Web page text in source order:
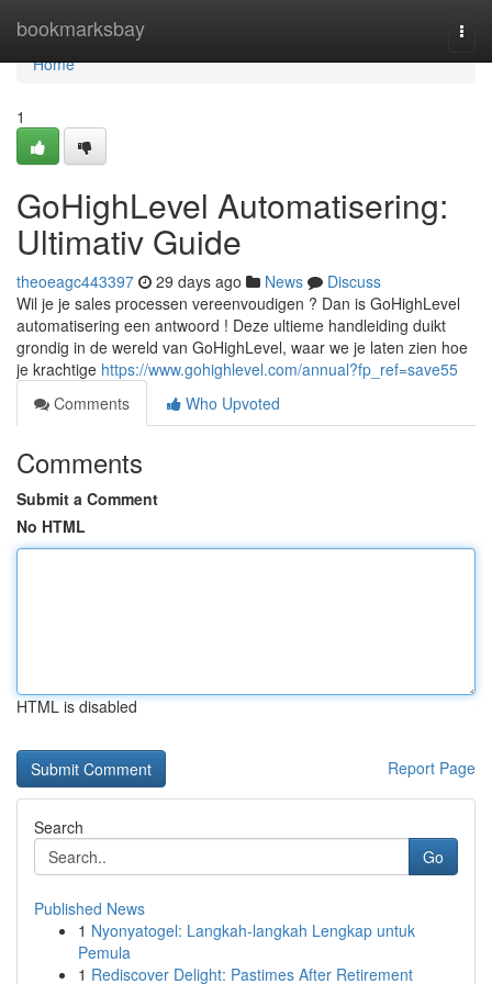
bookmarksbay
Home
Home
1
GoHighLevel Automatisering:
Ultimativ Guide
theoeagc443397 29 days ago News
Discuss
Wil je je sales processen vereenvoudigen ? Dan is GoHighLevel
automatisering een antwoord ! Deze ultieme handleiding duikt
grondig in de wereld van GoHighLevel, waar we je laten zien hoe
je krachtige https://www.gohighlevel.com/annual?fp_ref=save55
Comments
Who Upvoted
Comments
Submit a Comment
No HTML
HTML is disabled
Report Page
Search
Go
Published News
1 Nyonyatogel: Langkah-langkah Lengkap untuk
Pemula
1 Rediscover Delight: Pastimes After Retirement